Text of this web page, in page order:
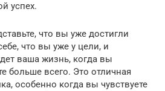
успех.
что вы уже достигли
что вы уже у цели, и
ваша жизнь, когда вы
больше всего. Это отличная
особенно когда вы чувствуете